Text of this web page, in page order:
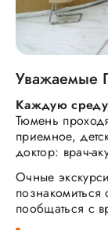
Уважаемые
Каждую
Тюмень
приемное,
доктор: врач-
Очные
пообщаться с